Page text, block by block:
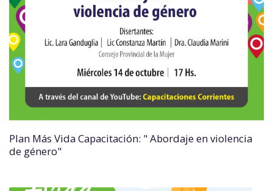
Plan Más Vida Capacitación: " Abordaje en violencia
de género"